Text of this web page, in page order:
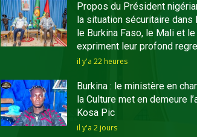
Propos du Président
la situation sécuritaire dans
le Burkina Faso, le Mali et
expriment leur profond
il y'a 22 heures
Burkina : le ministère en
la Culture met en demeure
Kosa Pic
il y'a 2 jours